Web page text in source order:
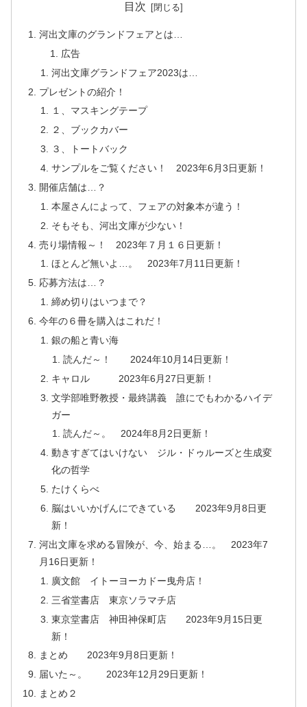
目次
河出文庫のグランドフェアとは…
広告
河出文庫グランドフェア2023は…
プレゼントの紹介！
１、マスキングテープ
２、ブックカバー
３、トートバック
サンプルをご覧ください！ 2023年6月3日更新！
開催店舗は…？
本屋さんによって、フェアの対象本が違う！
そもそも、河出文庫が少ない！
売り場情報～！ 2023年７月１６日更新！
ほとんど無いよ…。 2023年7月11日更新！
応募方法は…？
締め切りはいつまで？
今年の６冊を購入はこれだ！
銀の船と青い海
読んだ～！ 2024年10月14日更新！
キャロル 2023年6月27日更新！
文学部唯野教授・最終講義 誰にでもわかるハイデ
ガー
読んだ～。 2024年8月2日更新！
動きすぎてはいけない ジル・ドゥルーズと生成変
化の哲学
たけくらべ
脳はいいかげんにできている 2023年9月8日更
新！
河出文庫を求める冒険が、今、始まる…。 2023年7
月16日更新！
廣文館 イトーヨーカドー曳舟店！
三省堂書店 東京ソラマチ店
東京堂書店 神田神保町店 2023年9月15日更
新！
まとめ 2023年9月8日更新！
届いた～。 2023年12月29日更新！
まとめ２